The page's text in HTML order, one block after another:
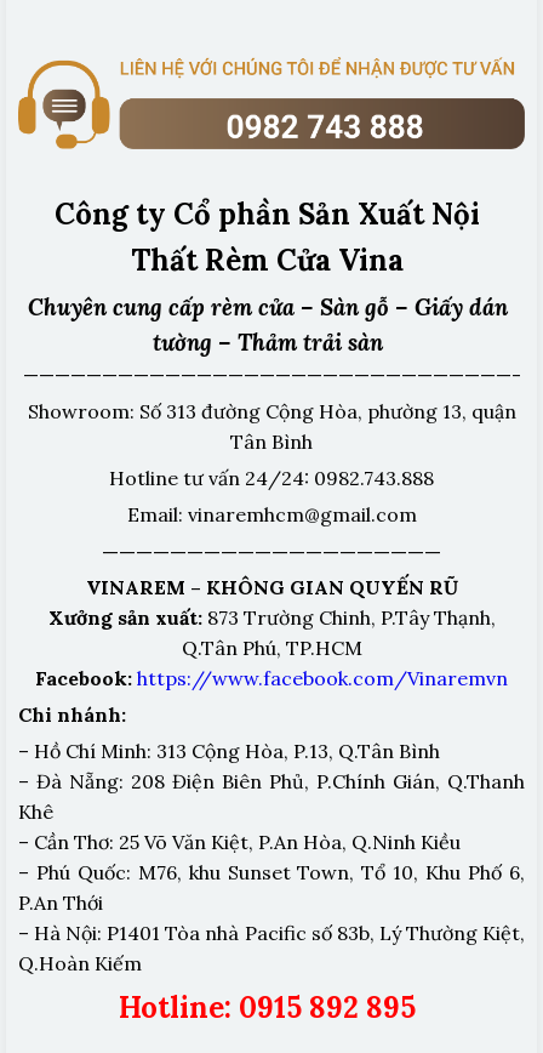
Công ty Cổ phần Sản Xuất Nội
Thất Rèm Cửa Vina
Chuyên cung cấp rèm cửa – Sàn gỗ – Giấy dán
tường – Thảm trải sàn
———————————————————————————————-
Showroom: Số 313 đường Cộng Hòa, phường 13, quận
Tân Bình
Hotline tư vấn 24/24: 0982.743.888
Email: vinaremhcm@gmail.com
————————————————————
VINAREM – KHÔNG GIAN QUYẾN RŨ
Xưởng sản xuất:873 Trường Chinh, P.Tây Thạnh,
Q.Tân Phú, TP.HCM
Facebook: https://www.facebook.com/Vinaremvn
Chi nhánh:
– Hồ Chí Minh: 313 Cộng Hòa, P.13, Q.Tân Bình
– Đà Nẵng: 208 Điện Biên Phủ, P.Chính Gián, Q.Thanh
Khê
– Cần Thơ: 25 Võ Văn Kiệt, P.An Hòa, Q.Ninh Kiều
– Phú Quốc: M76, khu Sunset Town, Tổ 10, Khu Phố 6,
P.An Thới
– Hà Nội: P1401 Tòa nhà Pacific số 83b, Lý Thường Kiệt,
Q.Hoàn Kiếm
Hotline: 0915 892 895